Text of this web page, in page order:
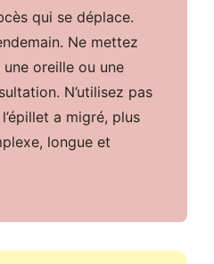
qui se déplace.
Ne mettez
oreille ou une
N’utilisez pas
a migré, plus
longue et